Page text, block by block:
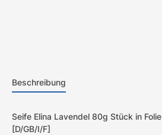
Beschreibung
Seife Elina Lavendel 80g Stück in Folie
[D/GB/I/F]